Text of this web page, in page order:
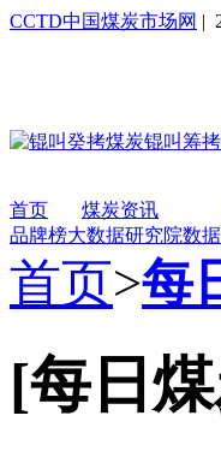
CCTD中国煤炭市场网 |
首页 煤炭资讯
品牌榜大数据研究院数
首页>每
[每日